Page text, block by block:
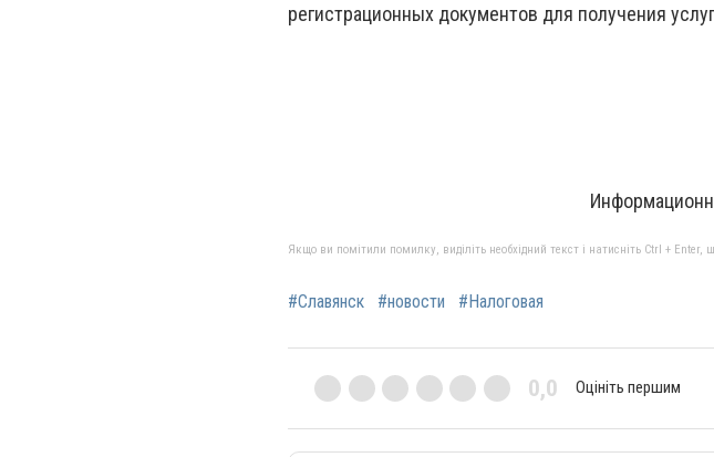
регистрационных документов для получения
Якщо ви помітили помилку, виділіть необхідний текст і натисніть Ctrl + Enter,
#Славянск #новости #Налоговая
0,0 Оцініть першим